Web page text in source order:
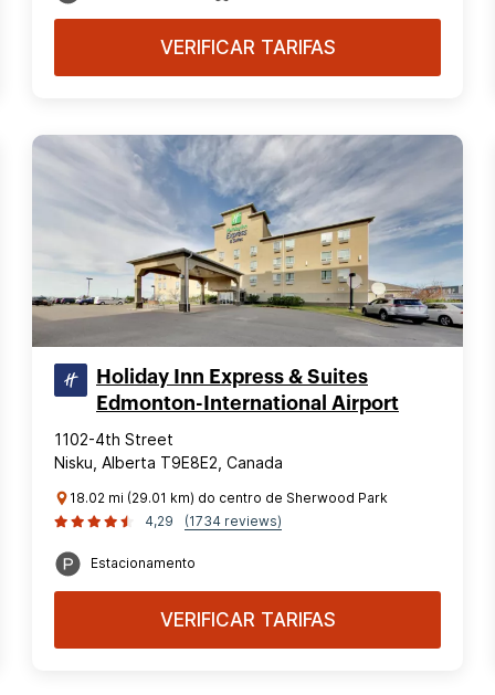
VERIFICAR TARIFAS
Holiday Inn Express & Suites
Edmonton-International Airport
1102-4th Street
Nisku, Alberta T9E8E2, Canada
18.02 mi (29.01 km) do centro de Sherwood Park
4,29
(1734 reviews)
Estacionamento
VERIFICAR TARIFAS